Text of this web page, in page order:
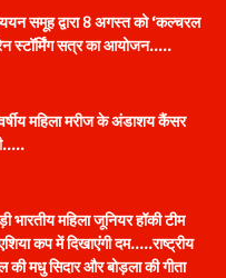
समूह द्वारा 8 अगस्त को ‘कल्चरल
स्टॉर्मिंग सत्र का आयोजन…..
महिला मरीज के अंडाशय कैंसर
भारतीय महिला जूनियर हॉकी टीम
कप में दिखाएंगी दम…..राष्ट्रीय
की मधु सिदार और बोड़ला की गीता